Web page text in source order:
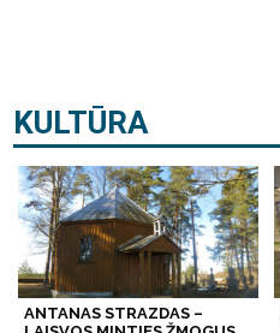
KULTŪRA
ANTANAS STRAZDAS –